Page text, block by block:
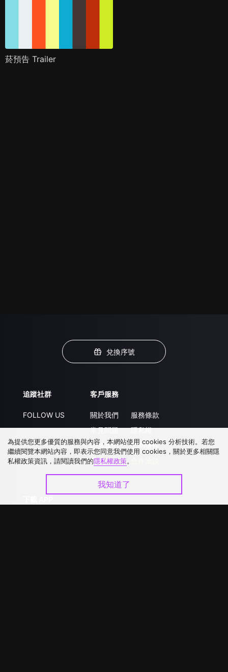
菸預告 Trailer
兌換序號
追蹤社群
FOLLOW US
客戶服務
關於我們
常見問題
聯絡我們
升級VIP
服務條款
隱私權
公開徵件
為提供您更多優質的服務與內容，本網站使用 cookies 分析技術。若您
繼續閱覽本網站內容，即表示您同意我們使用 cookies，關於更多相關隱
私權政策資訊，請閱讀我們的隱私權政策。
我知道了